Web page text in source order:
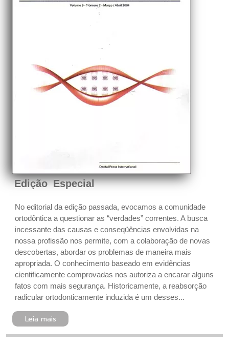
Edição Especial
No editorial da edição passada, evocamos a comunidade
ortodôntica a questionar as “verdades” correntes. A busca
incessante das causas e conseqüências envolvidas na
nossa profissão nos permite, com a colaboração de novas
descobertas, abordar os problemas de maneira mais
apropriada. O conhecimento baseado em evidências
cientificamente comprovadas nos autoriza a encarar alguns
fatos com mais segurança. Historicamente, a reabsorção
radicular ortodonticamente induzida é um desses...
Leia mais